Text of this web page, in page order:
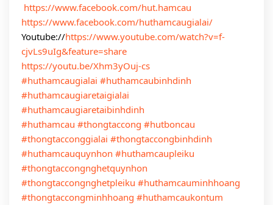
https://www.facebook.com/hut.hamcau
https://www.facebook.com/huthamcaugialai/
Youtube://https://www.youtube.com/watch?v=f-
cjvLs9uIg&feature=share
https://youtu.be/Xhm3yOuj-cs
#huthamcaugialai #huthamcaubinhdinh
#huthamcaugiaretaigialai
#huthamcaugiaretaibinhdinh
#huthamcau #thongtaccong #hutboncau
#thongtacconggialai #thongtaccongbinhdinh
#huthamcauquynhon #huthamcaupleiku
#thongtaccongnghetquynhon
#thongtaccongnghetpleiku #huthamcauminhhoang
#thongtaccongminhhoang #huthamcaukontum